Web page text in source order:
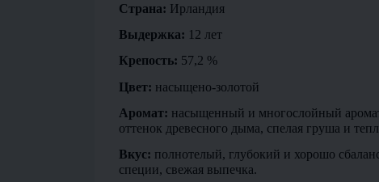
Страна: Ирландия
Выдержка: 12 лет
Крепость: 57,2 %
Цвет: насыщено-золотой
Аромат: насыщенный и многослойный
оттенок древесного дыма, спелая груша и
Вкус: полнотелый, глубокий и хорошо
специи, свежая выпечка.